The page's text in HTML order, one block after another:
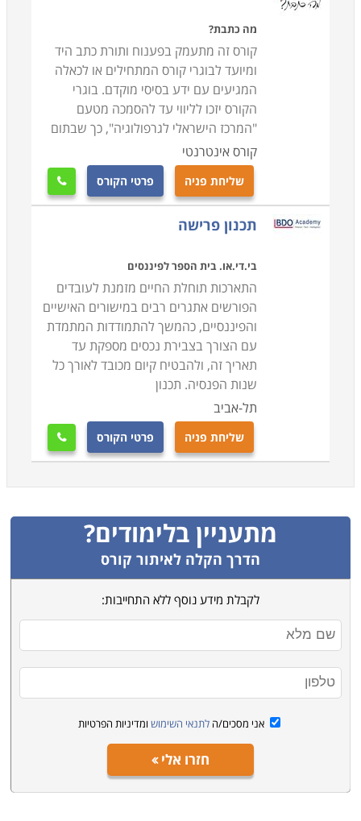
מה כתבת?
קורס זה מתעמק בפענוח ותורת כתב היד
ומיועד לבוגרי קורס המתחילים או לכאלה
המגיעים עם ידע בסיסי מוקדם. בוגרי
הקורס יזכו לליווי עד להסמכה מטעם
"המרכז הישראלי לגרפולוגיה", כך שבתום
קורס אינטרנטי
שליחת פניה פרטי הקורס 
תכנון פרישה
בי.די.או. בית הספר לפיננסים
התארכות תוחלת החיים מזמנת לעובדים
הפורשים אתגרים רבים במישורים האישיים
והפיננסיים, כהמשך להתמודדות המתמדת
עם הצורך בצבירת נכסים מספקת עד
תאריך זה, ולהבטיח קיום מכובד לאורך כל
שנות הפנסיה. תכנון
תל-אביב
שליחת פניה פרטי הקורס 
מתעניין בלימודים?
הדרך הקלה לאיתור קורס
לקבלת מידע נוסף ללא התחייבות:
אני מסכים/ה לתנאי השימוש ומדיניות הפרטיות
חזרו אלי